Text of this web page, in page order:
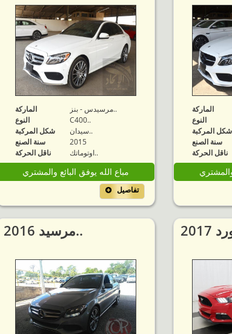
الماركة
النوع
شكل المركبة
سنة الصنع
ناقل الحركة
الماركة
مرسيدس - بنز..
النوع
C400..
شكل المركبة
سيدان..
سنة الصنع
2015
ناقل الحركة
اوتوماتك..
مباع الله يوفق البائع والمشتري
تفاصيل
2016 مرسيد..